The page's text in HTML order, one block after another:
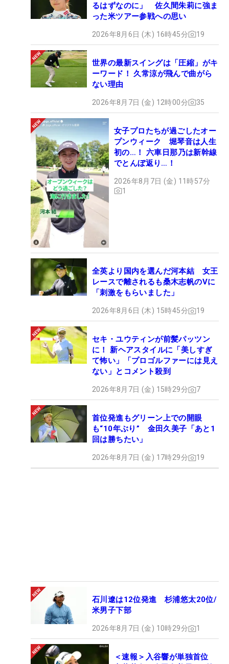
るはずなのに」 佐久間朱莉に強ま
った米ツアー参戦への思い
2026年8月6日 (木) 16時45分 19
世界の最新スイングは「圧縮」がキ
ーワード！ 久常涼が飛んで曲がら
ない理由
2026年8月7日 (金) 12時00分 35
女子プロたちが過ごしたオー
プンウィーク 堀琴音は人生
初の…！ 六車日那乃は新幹線
でとんぼ返り…！
2026年8月7日 (金) 11時57分
1
全英より国内を選んだ河本結 女王
レースで離されるも桑木志帆のVに
「刺激をもらいました」
2026年8月6日 (木) 15時45分 19
セキ・ユウティンが前髪パッツン
に！ 新ヘアスタイルに「美しすぎ
て怖い」「プロゴルファーには見え
ない」とコメント殺到
2026年8月7日 (金) 15時29分 7
首位発進もグリーン上での開眼
も“10年ぶり” 金田久美子「あと1
回は勝ちたい」
2026年8月7日 (金) 17時29分 19
石川遼は12位発進 杉浦悠太20位/
米男子下部
2026年8月7日 (金) 10時29分 1
＜速報＞入谷響が単独首位